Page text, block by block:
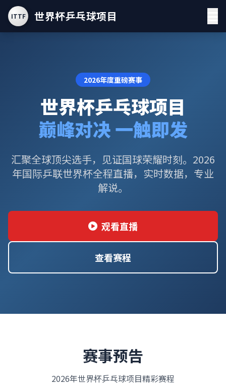
ITTF 世界杯乒乓球项目
2026年度重磅赛事
世界杯乒乓球项目
巅峰对决 一触即发
汇聚全球顶尖选手，见证国球荣耀时刻。2026
年国际乒联世界杯全程直播，实时数据，专业
解说。
观看直播
查看赛程
赛事预告
2026年世界杯乒乓球项目精彩赛程